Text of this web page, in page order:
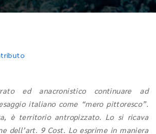
ed anacronistico continuare ad
italiano come “mero pittoresco”.
è territorio antropizzato. Lo si ricava
dell’art. 9 Cost. Lo esprime in maniera